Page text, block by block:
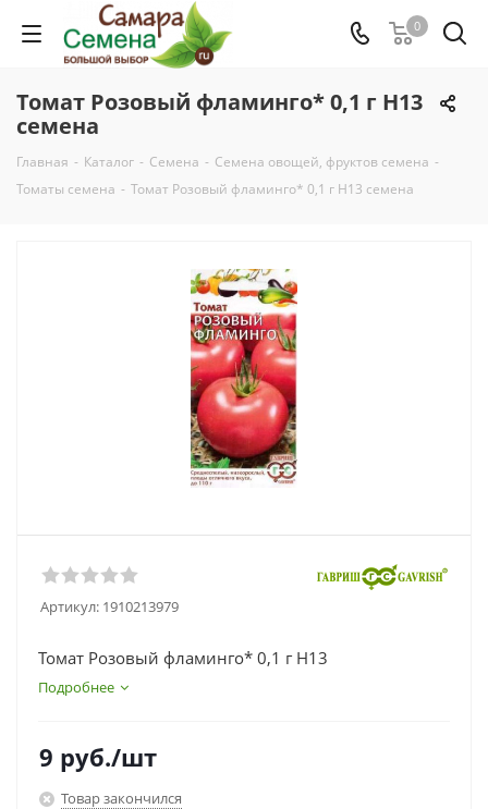
0
Томат Розовый фламинго* 0,1 г Н13
семена
Главная - Каталог - Семена - Семена овощей, фруктов семена -
Томаты семена - Томат Розовый фламинго* 0,1 г Н13 семена
Артикул: 1910213979
Томат Розовый фламинго* 0,1 г Н13
Подробнее
9 руб./шт
Товар закончился